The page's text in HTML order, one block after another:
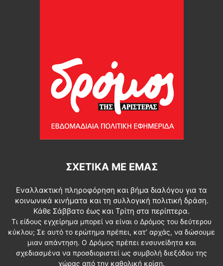
ΣΧΕΤΙΚΆ ΜΕ ΕΜΆΣ
Εναλλακτική πληροφόρηση και βήμα διαλόγου για τα
κοινωνικά κινήματα και τη συλλογική πολιτική δράση.
Κάθε Σάββατο έως και Τρίτη στα περίπτερα.
Τι είδους εγχείρημα μπορεί να είναι ο Δρόμος του δεύτερου
κύκλου; Σε αυτό το ερώτημα πρέπει, κατ’ αρχάς, να δώσουμε
μιαν απάντηση. Ο Δρόμος πρέπει ενσυνείδητα και
σχεδιασμένα να προσδιοριστεί ως συμβολή διεξόδου της
χώρας από την καθολική κρίση.